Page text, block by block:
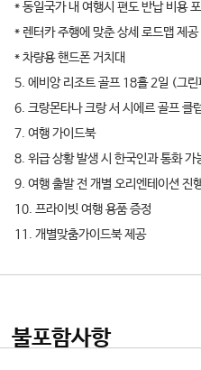
* 동일국가 내 여행시 편도 반납 비용
* 렌터카 주행에 맞춘 상세 로드맵 제공
* 차량용 핸드폰 거치대
5. 에비앙 리조트 골프 18홀 2일 (그
6. 크랑몬타나 크랑 서 시에르 골프
7. 여행 가이드북
8. 위급 상황 발생 시 한국인과 통화
9. 여행 출발 전 개별 오리엔테이션 진
10. 프라이빗 여행 용품 증정
11. 개별맞춤가이드북 제공
불포함사항